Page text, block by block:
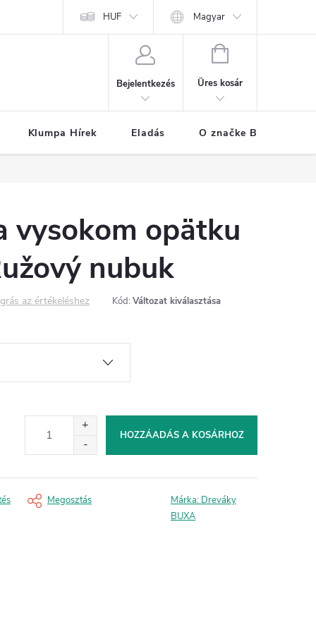
A személyes adatok védelmének feltételei
HUF Magyar
Bejelentkezés
KOSÁR
Üres kosár
Klumpa Hírek Eladás O značke BUXA
vysokom opätku
nubuk
az értékeléshez Kód: Változat kiválasztása
HOZZÁADÁS A KOSÁRHOZ
Megosztás Márka: Dreváky
BUXA